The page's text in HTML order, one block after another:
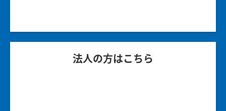
法人の方はこちら